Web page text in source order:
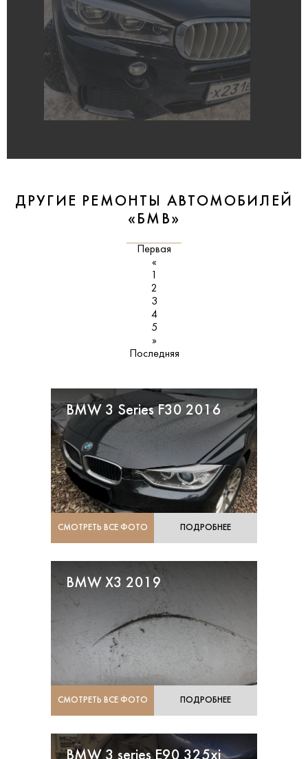
ДРУГИЕ РЕМОНТЫ АВТОМОБИЛЕЙ
«БМВ»
Первая
«
2
3
4
5
»
Последняя
BMW 3 Series F30 2016
СМОТРЕТЬ ВСЕ ФОТО ПОДРОБНЕЕ
BMW X3 2019
СМОТРЕТЬ ВСЕ ФОТО ПОДРОБНЕЕ
BMW 3 series E90 325xi